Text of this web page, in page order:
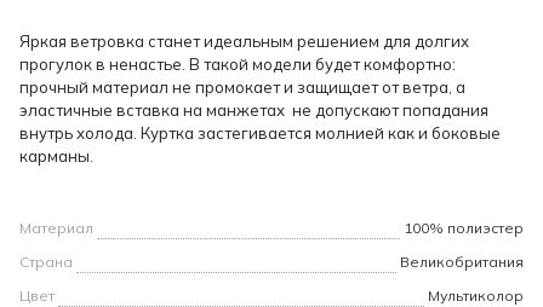
Яркая ветровка станет идеальным решением для долгих
прогулок в ненастье. В такой модели будет комфортно:
прочный материал не промокает и защищает от ветра, а
эластичные вставка на манжетах не допускают попадания
внутрь холода. Куртка застегивается молнией как и боковые
карманы.
Материал
100% полиэстер
Страна
Великобритания
Цвет
Мультиколор